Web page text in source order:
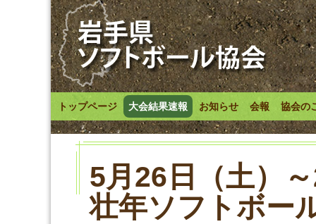
トップページ 大会結果速報 お知らせ 会報 協会の
5月26日（土）
壮年ソフトボー